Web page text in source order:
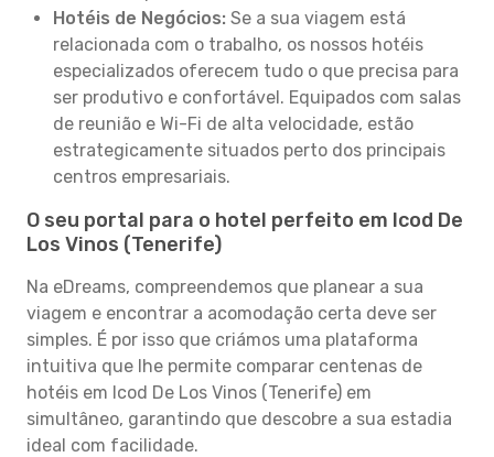
Hotéis de Negócios: Se a sua viagem está
relacionada com o trabalho, os nossos hotéis
especializados oferecem tudo o que precisa para
ser produtivo e confortável. Equipados com salas
de reunião e Wi-Fi de alta velocidade, estão
estrategicamente situados perto dos principais
centros empresariais.
O seu portal para o hotel perfeito em Icod De
Los Vinos (Tenerife)
Na eDreams, compreendemos que planear a sua
viagem e encontrar a acomodação certa deve ser
simples. É por isso que criámos uma plataforma
intuitiva que lhe permite comparar centenas de
hotéis em Icod De Los Vinos (Tenerife) em
simultâneo, garantindo que descobre a sua estadia
ideal com facilidade.